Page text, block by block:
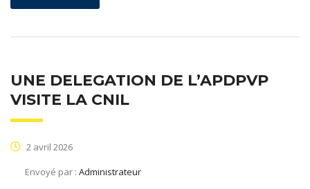
UNE DELEGATION DE L’APDPVP
VISITE LA CNIL
2 avril 2026
Envoyé par : Administrateur